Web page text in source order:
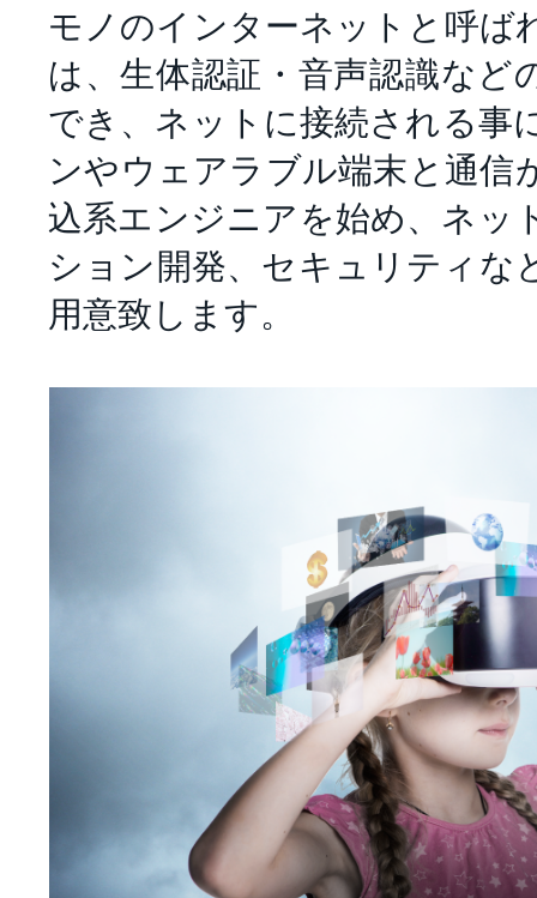
モノのインターネットと呼ば
は、生体認証・音声認識など
でき、ネットに接続される事
ンやウェアラブル端末と通信
込系エンジニアを始め、ネッ
ション開発、セキュリティな
用意致します。